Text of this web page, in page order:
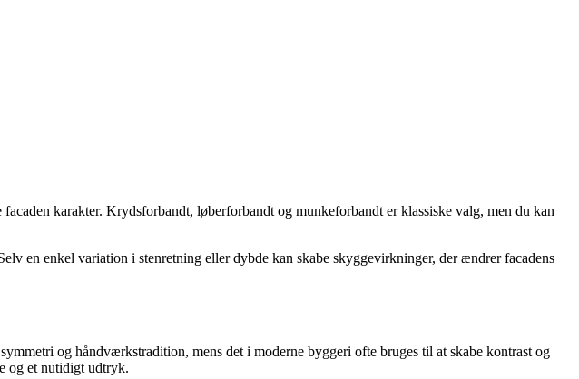
karakter. Krydsforbandt, løberforbandt og munkeforbandt er klassiske valg, men du kan
en enkel variation i stenretning eller dybde kan skabe skyggevirkninger, der ændrer facadens
og håndværkstradition, mens det i moderne byggeri ofte bruges til at skabe kontrast og
og et nutidigt udtryk.